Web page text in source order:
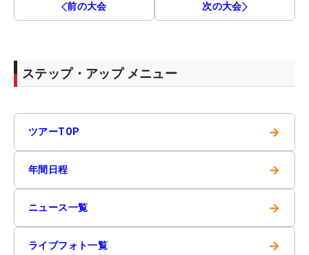
前の大会 次の大会
ステップ・アップ メニュー
ツアーTOP →
年間日程 →
ニュース一覧 →
ライブフォト一覧 →